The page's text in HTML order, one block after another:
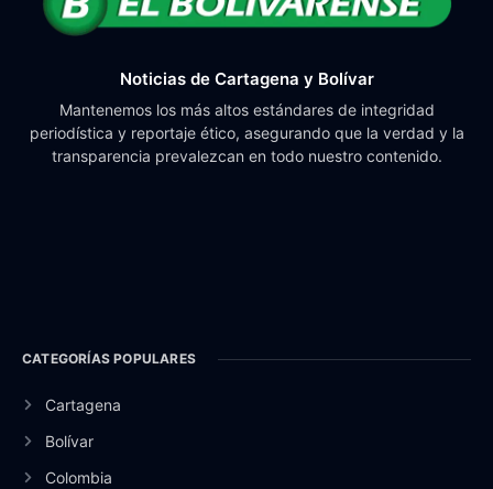
Noticias de Cartagena y Bolívar
Mantenemos los más altos estándares de integridad
periodística y reportaje ético, asegurando que la verdad y la
transparencia prevalezcan en todo nuestro contenido.
CATEGORÍAS POPULARES
Cartagena
Bolívar
Colombia